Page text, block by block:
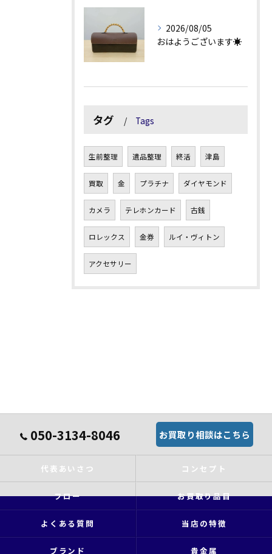
2026/08/05
おはようございます☀
タグ Tags
生前整理 遺品整理 終活 津島
買取 金 プラチナ ダイヤモンド
カメラ テレホンカード 古銭
ロレックス 金券 ルイ・ヴィトン
アクセサリー
050-3134-8046 お買取り相談はこちら
代表あいさつ コンセプト
フロー お買取り品目
よくある質問 当店の特徴
ブランド 貴金属